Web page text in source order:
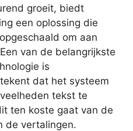
groeit, biedt
een oplossing die
om aan
van de belangrijkste
is
dat het systeem
tekst te
ten koste gaat van de
de vertalingen.